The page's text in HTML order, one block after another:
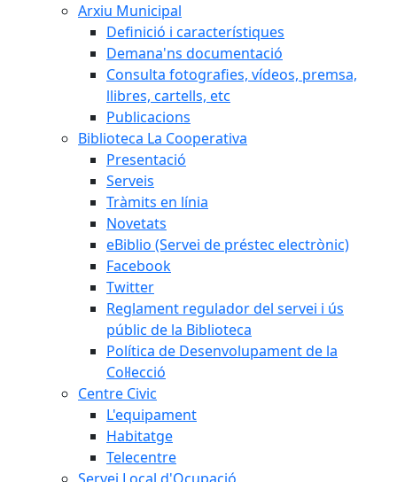
Arxiu Municipal
Definició i característiques
Demana'ns documentació
Consulta fotografies, vídeos, premsa,
llibres, cartells, etc
Publicacions
Biblioteca La Cooperativa
Presentació
Serveis
Tràmits en línia
Novetats
eBiblio (Servei de préstec electrònic)
Facebook
Twitter
Reglament regulador del servei i ús
públic de la Biblioteca
Política de Desenvolupament de la
Col·lecció
Centre Civic
L'equipament
Habitatge
Telecentre